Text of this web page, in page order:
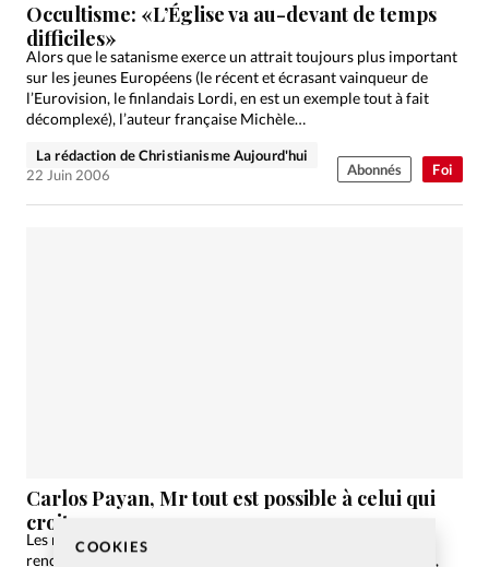
COOKIES
Foi
Occultisme: «L’Église va au-devant de temps
difficiles»
Alors que le satanisme exerce un attrait toujours plus important
sur les jeunes Européens (le récent et écrasant vainqueur de
l’Eurovision, le finlandais Lordi, en est un exemple tout à fait
décomplexé), l’auteur française Michèle…
La rédaction de Christianisme Aujourd'hui
22 Juin 2006
Abonnés
Carlos Payan, Mr tout est possible à celui qui
croit
Les rencontres charismatiques de «Paris tout est possible»
rencontrent un succès croissant. Son initiateur, Carlos Payan,